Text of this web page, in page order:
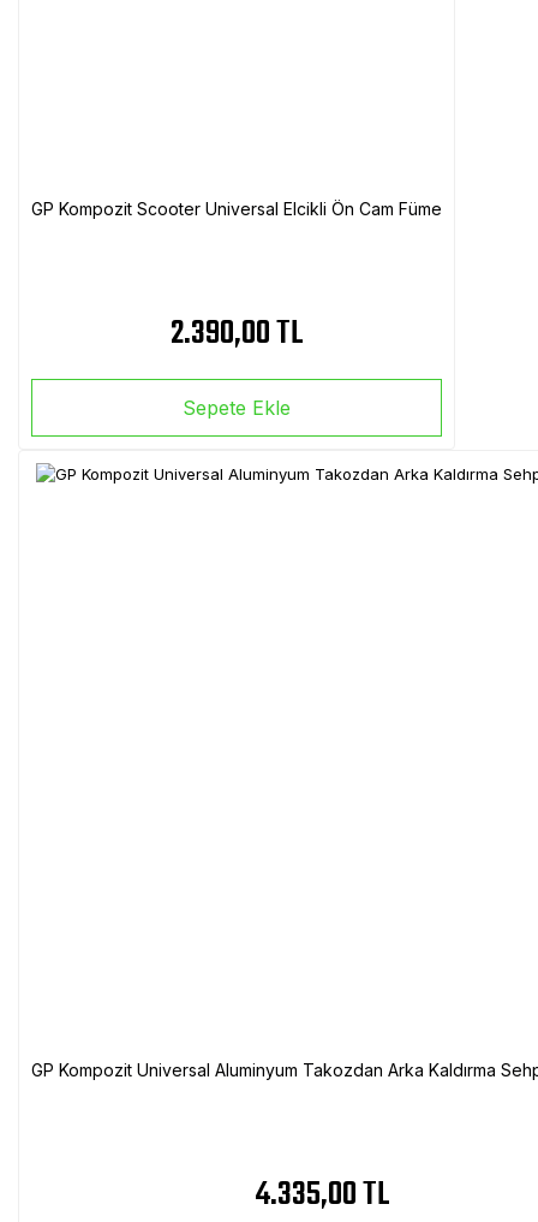
GP Kompozit Scooter Universal Elcikli Ön Cam Füme
2.390,00 TL
Sepete Ekle
GP Kompozit Universal Aluminyum Takozdan Arka Kaldırma
4.335,00 TL